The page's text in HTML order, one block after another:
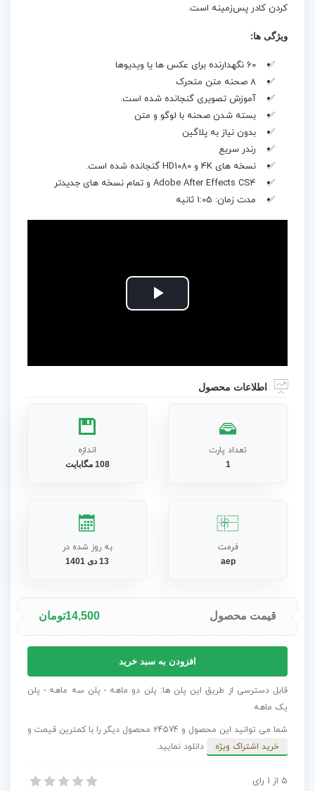
کردن کادر پس‌زمینه است.
ویژگی ها:
60 نگهدارنده برای عکس ها یا ویدیوها
8 صحنه متن متحرک
آموزش تصویری گنجانده شده است.
بسته شدن صحنه با لوگو و متن
بدون نیاز به پلاگین
رندر سریع
نسخه های 4K و HD1080 گنجانده شده است.
Adobe After Effects CS4 و تمام نسخه های جدیدتر
مدت زمان: 1:05 ثانیه
Play
اطلاعات محصول
تعداد پارت
1
اندازه
108 مگابایت
فرمت
aep
به روز شده در
13 دی 1401
قیمت محصول 14,500تومان
نمایش
اسلاید
ساده
افزودن به سبد خرید
قابل دسترسی از طریق این پلن ها: پلن دو ماهه - پلن سه ماهه - پلن
یک ماهه
شما می توانید این محصول و 24574 محصول دیگر را با کمترین قیمت و
خرید اشتراک ویژه
دانلود نمایید.
پروژه افترافکت نمایش اسلاید فوق العاده ساده
5 از 1 رای